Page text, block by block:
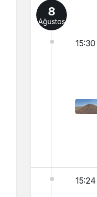
8
Ağustos
15:30
15:24